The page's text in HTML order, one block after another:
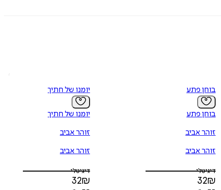
בוחן פתע
בוחן פתע
זוהר אביב
זוהר אביב
דיגיטלי
32₪
יומנו של חתיך
יומנו של חתיך
זוהר אביב
זוהר אביב
דיגיטלי
32₪